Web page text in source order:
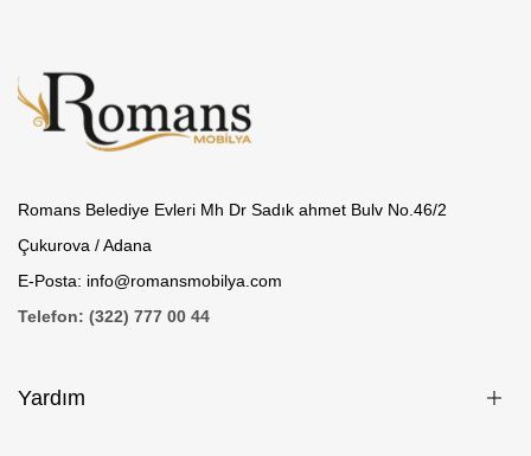
Romans Belediye Evleri Mh Dr Sadık ahmet Bulv No.46/2
Çukurova / Adana
E-Posta: info@romansmobilya.com
Telefon: (322) 777 00 44
Yardım